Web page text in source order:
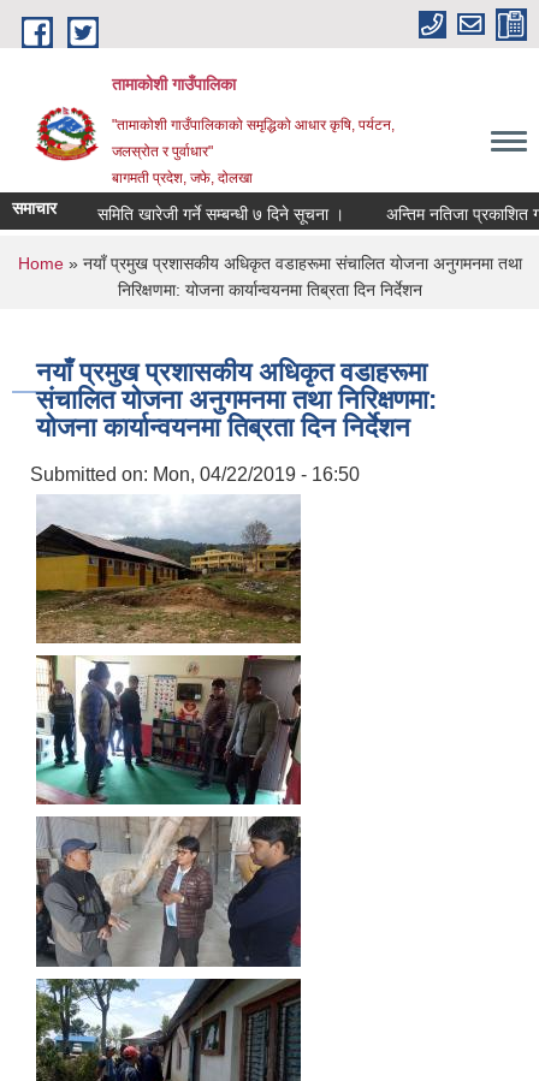
Skip to main content
तामाकोशी गाउँपालिका
"तामाकोशी गाउँपालिकाको समृद्धिको आधार कृषि, पर्यटन,
जलस्रोत र पुर्वाधार"
बागमती प्रदेश, जफे, दोलखा
समाचार समिति खारेजी गर्ने सम्बन्धी ७ दिने सूचना । अन्तिम नतिजा प्रकाशित
You are here
Home» नयाँ प्रमुख प्रशासकीय अधिकृत वडाहरूमा संचालित योजना अनुगमनमा तथा
निरिक्षणमा: योजना कार्यान्वयनमा तिब्रता दिन निर्देशन
नयाँ प्रमुख प्रशासकीय अधिकृत वडाहरूमा
संचालित योजना अनुगमनमा तथा निरिक्षणमा:
योजना कार्यान्वयनमा तिब्रता दिन निर्देशन
Submitted on: Mon, 04/22/2019 - 16:50